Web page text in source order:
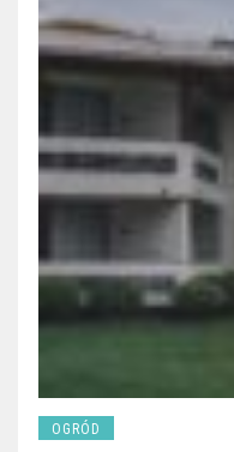
OGRÓD